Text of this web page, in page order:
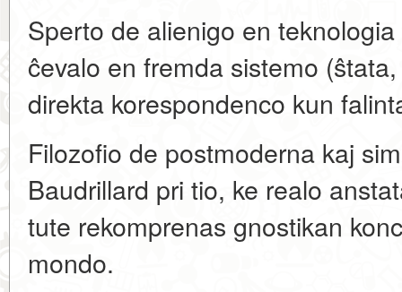
Sperto de alienigo en
ĉevalo en fremda sistemo
direkta korespondenco kun
Filozofio de postmoderna kaj
Baudrillard pri tio, ke realo
tute rekomprenas gnostikan
mondo.